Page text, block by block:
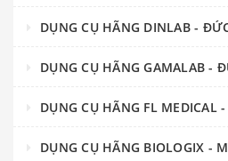
DỤNG CỤ HÃNG DINLAB -
DỤNG CỤ HÃNG GAMALAB -
DỤNG CỤ HÃNG FL MEDICAL -
DỤNG CỤ HÃNG BIOLOGIX -